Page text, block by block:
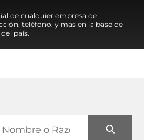
de cualquier empresa de
teléfono, y mas en la base de
país.